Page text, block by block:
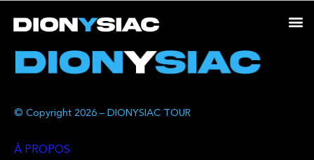
© Copyright 2026 – DIONYSIAC TOUR
À PROPOS